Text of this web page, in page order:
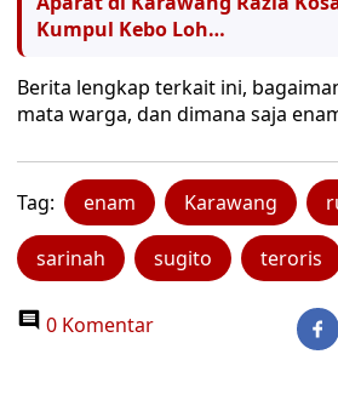
Kumpul Kebo Loh…
Berita lengkap terkait ini,
mata warga, dan dimana saja
Tag: enam Karawang
sarinah sugito teroris
0 Komentar